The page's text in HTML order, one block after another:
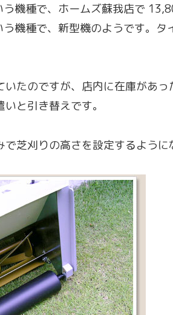
機種で、ホームズ蘇我店で
機種で、新型機のようです。
いたのですが、店内に在庫があ
と引き替えです。
芝刈りの高さを設定するように